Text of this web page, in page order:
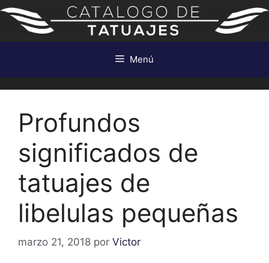
Saltar
contenido
Menú
Profundos
significados de
tatuajes de
libelulas pequeñas
marzo 21, 2018 por Victor